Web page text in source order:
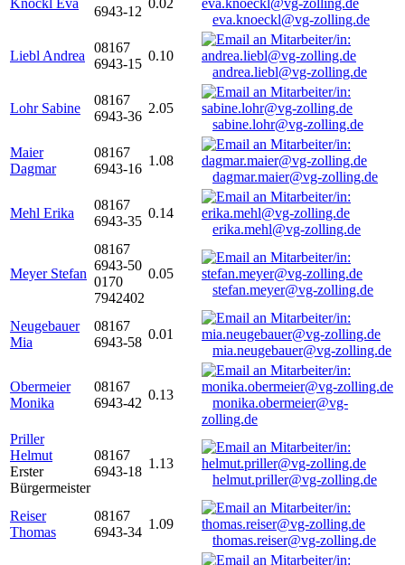
Knöckl Eva
6943-12
0.02
eva.knoeckl@vg-zolling.de
Liebl Andrea
08167
6943-15
0.10
andrea.liebl@vg-zolling.de
Lohr Sabine
08167
6943-36
2.05
sabine.lohr@vg-zolling.de
Maier
Dagmar
08167
6943-16
1.08
dagmar.maier@vg-zolling.de
Mehl Erika
08167
6943-35
0.14
erika.mehl@vg-zolling.de
Meyer Stefan
08167
6943-50
0170
7942402
0.05
stefan.meyer@vg-zolling.de
Neugebauer
Mia
08167
6943-58
0.01
mia.neugebauer@vg-zolling.de
Obermeier
Monika
08167
6943-42
0.13
monika.obermeier@vg-
zolling.de
Priller
Helmut
Erster
Bürgermeister
08167
6943-18
1.13
helmut.priller@vg-zolling.de
Reiser
Thomas
08167
6943-34
1.09
thomas.reiser@vg-zolling.de